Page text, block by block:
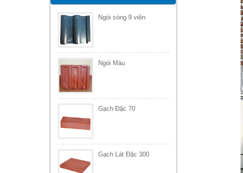
Ngói sóng 9 viên
Ngói Màu
Gạch Đặc 70
Gạch Lát Đặc 300